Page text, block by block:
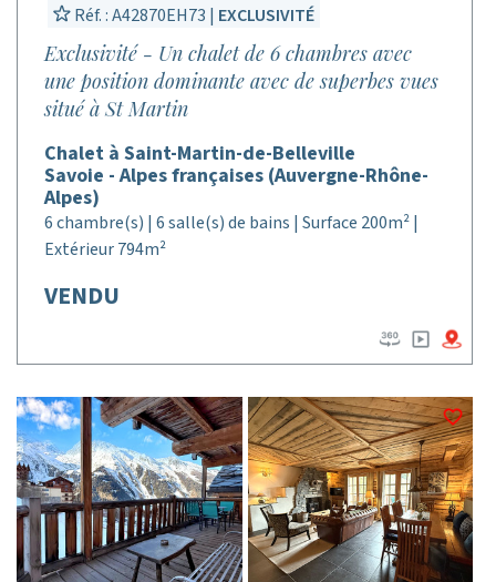
Réf. : A42870EH73 | EXCLUSIVITÉ
Exclusivité - Un chalet de 6 chambres avec
une position dominante avec de superbes vues
situé à St Martin
Chalet à Saint-Martin-de-Belleville
Savoie - Alpes françaises (Auvergne-Rhône-
Alpes)
6 chambre(s) | 6 salle(s) de bains | Surface 200m² |
Extérieur 794m²
VENDU